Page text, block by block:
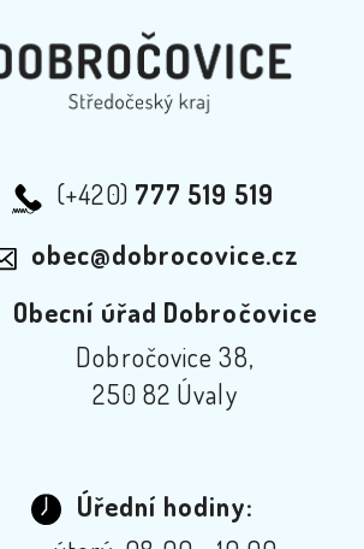
(+420) 777 519 519
obec@dobrocovice.cz
Obecní úřad Dobročovice
Dobročovice 38,
250 82 Úvaly
Úřední hodiny: